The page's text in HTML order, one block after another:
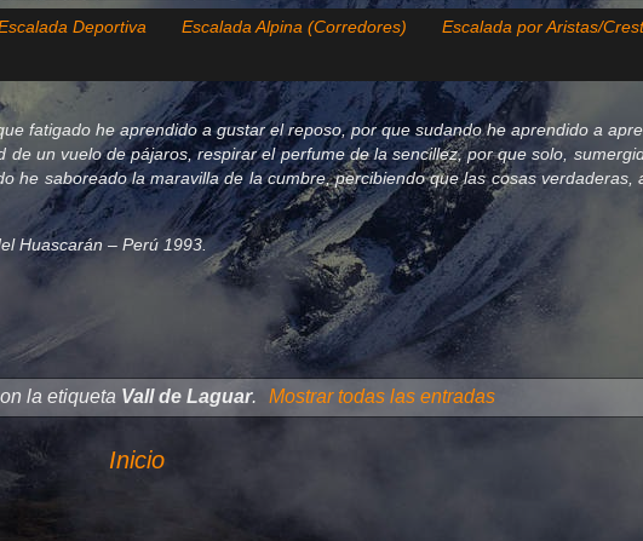
Deportiva Escalada Alpina (Corredores) Escalada por Aristas/
fatigado he aprendido a gustar el reposo, por que sudando he aprendido a
un vuelo de pájaros, respirar el perfume de la sencillez, por que solo,
he saboreado la maravilla de la cumbre, percibiendo que las cosas
Huascarán – Perú 1993.
la etiqueta Vall de Laguar. Mostrar todas las entradas
Inicio